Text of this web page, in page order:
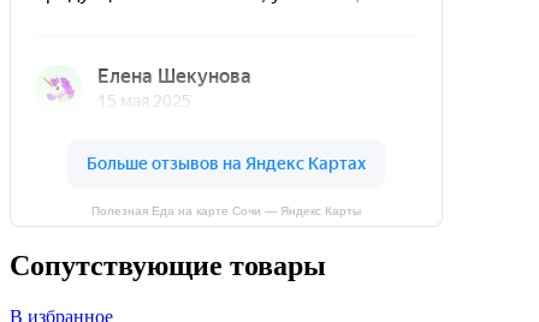
Полезная Еда на карте Сочи — Яндекс Карты
Сопутствующие товары
В избранное